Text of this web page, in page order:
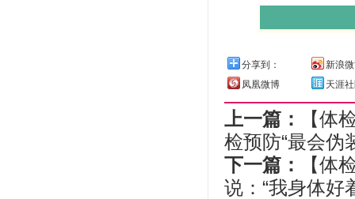
分享到：
新浪
凤凰微博
天涯
上一篇：
【体
检预防“最会伪
下一篇：
【体
说：“我身体好